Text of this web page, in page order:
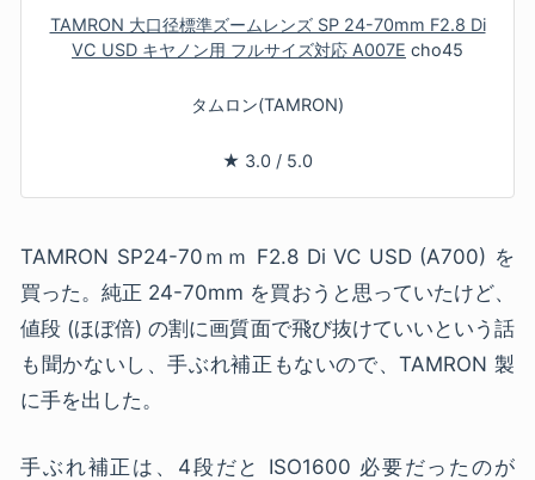
TAMRON 大口径標準ズームレンズ SP 24-70mm F2.8 Di
VC USD キヤノン用 フルサイズ対応 A007E cho45
タムロン(TAMRON)
★ 3.0 / 5.0
TAMRON SP24-70ｍｍ F2.8 Di VC USD (A700) を
買った。純正 24-70mm を買おうと思っていたけど、
値段 (ほぼ倍) の割に画質面で飛び抜けていいという話
も聞かないし、手ぶれ補正もないので、TAMRON 製
に手を出した。
手ぶれ補正は、4段だと ISO1600 必要だったのが